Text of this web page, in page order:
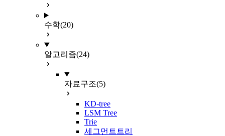
수학(20)
알고리즘(24)
자료구조(5)
KD-tree
LSM Tree
Trie
세그먼트트리